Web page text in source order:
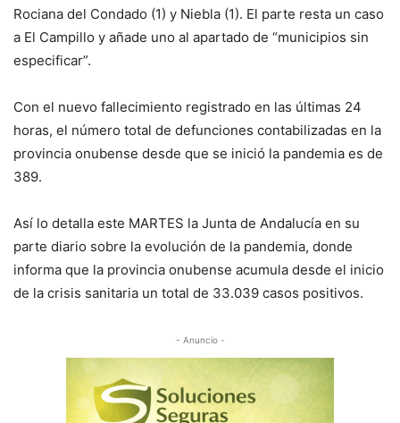
Rociana del Condado (1) y Niebla (1). El parte resta un caso
a El Campillo y añade uno al apartado de “municipios sin
especificar”.
Con el nuevo fallecimiento registrado en las últimas 24
horas, el número total de defunciones contabilizadas en la
provincia onubense desde que se inició la pandemia es de
389.
Así lo detalla este MARTES la Junta de Andalucía en su
parte diario sobre la evolución de la pandemia, donde
informa que la provincia onubense acumula desde el inicio
de la crisis sanitaria un total de 33.039 casos positivos.
- Anuncio -